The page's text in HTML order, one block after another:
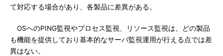
て対応する場合があり、各製品に差異がある。
OSへのPING監視やプロセス監視、リソース監視は、どの製品
も機能を提供しており基本的なサーバ監視運用が行える点では差
異はない。